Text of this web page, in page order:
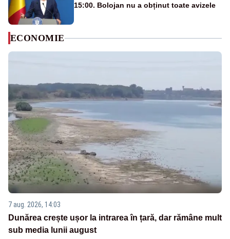
15:00. Bolojan nu a obținut toate avizele
ECONOMIE
7 aug. 2026, 14:03
Dunărea crește ușor la intrarea în țară, dar rămâne mult
sub media lunii august